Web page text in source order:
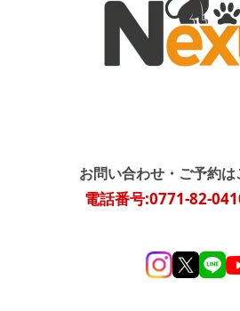
お問い合わせ・ご予約は
電話番号:0771-82-